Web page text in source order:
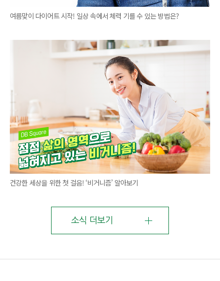
여름맞이 다이어트 시작! 일상 속에서 체력 기를 수 있는 방법은?
건강한 세상을 위한 첫 걸음! ‘비거니즘’ 알아보기
소식 더보기